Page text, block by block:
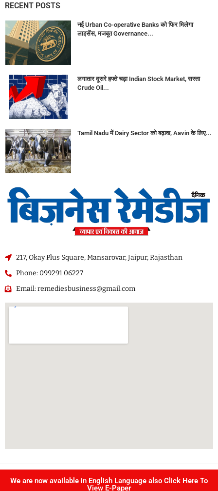
RECENT POSTS
नई Urban Co-operative Banks को फिर मिलेगा
लाइसेंस, मजबूत Governance...
लगातार दूसरे हफ्ते चढ़ा Indian Stock Market, सस्ता
Crude Oil...
Tamil Nadu में Dairy Sector को बढ़ावा, Aavin के लिए...
217, Okay Plus Square, Mansarovar, Jaipur, Rajasthan
Phone: 099291 06227
Email: remediesbusiness@gmail.com
We are now available in English Language also Click Here To
View E-Paper
Copyright @ Singhvi publication Pvt Ltd. | All right reserved –
Developed byIJS INFOTECH